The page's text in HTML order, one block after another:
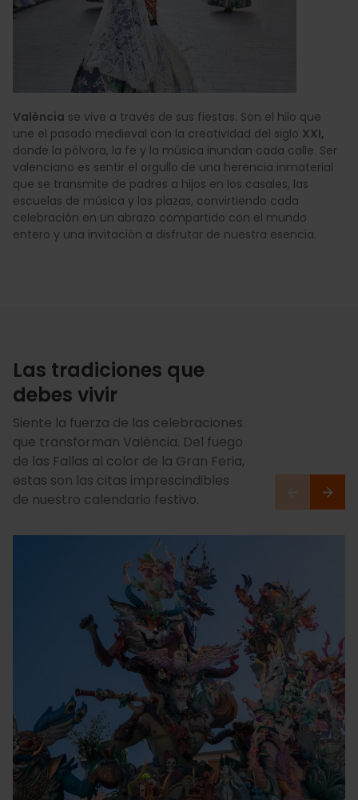
València se vive a través de sus fiestas. Son el hilo que
une el pasado medieval con la creatividad del siglo XXI,
donde la pólvora, la fe y la música inundan cada calle. Ser
valenciano es sentir el orgullo de una herencia inmaterial
que se transmite de padres a hijos en los casales, las
escuelas de música y las plazas, convirtiendo cada
celebración en un abrazo compartido con el mundo
entero y una invitación a disfrutar de nuestra esencia.
Las tradiciones que
debes vivir
Siente la fuerza de las celebraciones
que transforman València. Del fuego
de las Fallas al color de la Gran Feria,
estas son las citas imprescindibles
de nuestro calendario festivo.